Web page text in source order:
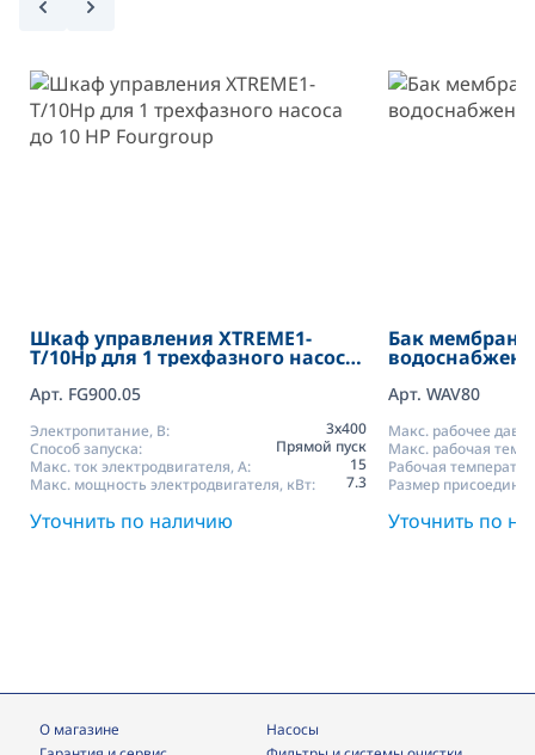
Шкаф управления XTREME1-
T/10Hp для 1 трехфазного насоса
Арт. FG900.05
Электропитание, В:
3х400
Способ запуска:
Прямой пуск
Макс. ток электродвигателя, А:
15
Макс. мощность электродвигателя, кВт:
7.3
Уточнить по наличию
Бак
Арт. WAV80
Макс. рабочее
Макс. рабочая
Рабочая
Размер
Уточнить по
О магазине
Насосы